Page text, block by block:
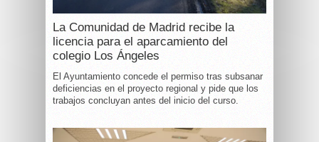
La Comunidad de Madrid recibe la
licencia para el aparcamiento del
colegio Los Ángeles
El Ayuntamiento concede el permiso tras subsanar
deficiencias en el proyecto regional y pide que los
trabajos concluyan antes del inicio del curso.